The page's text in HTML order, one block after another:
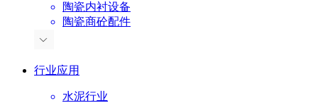
陶瓷内衬设备
陶瓷商砼配件
行业应用
水泥行业